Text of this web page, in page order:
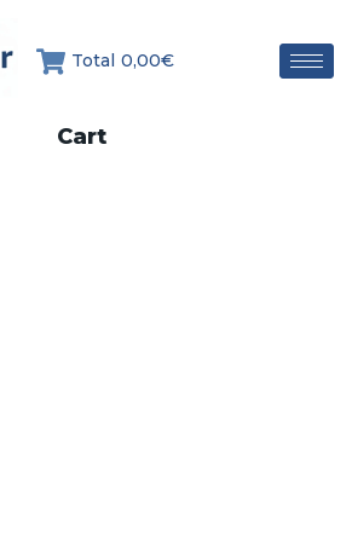
Total 0,00€
Cart